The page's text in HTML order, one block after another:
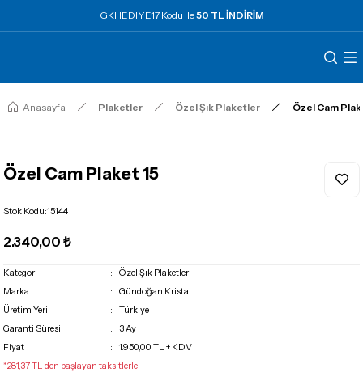
GKHEDIYE17 Kodu ile50 TL İNDİRİM
Anasayfa Plaketler Özel Şık Plaketler Özel Cam
Özel Cam Plaket 15
Stok Kodu:15144
2.340,00 ₺
Kategori
Özel Şık Plaketler
Marka
Gündoğan Kristal
Üretim Yeri
Türkiye
Garanti Süresi
3 Ay
Fiyat
1.950,00 TL + KDV
*281,37 TL den başlayan taksitlerle!